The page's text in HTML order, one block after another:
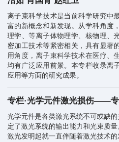
离子束科学技术是当前科学研究中
富的新概念和新发现。从学科角度
理学、等离子体物理学、核物理、
密加工技术等紧密相关，具有显著
用角度，离子束科学技术在医疗、
均有广泛应用前景。本专栏收录离
应用等方面的研究成果。
专栏·光学元件激光损伤——专
光学元件是各类激光系统不可或缺
定了激光系统的输出能力和光束质
激光发明起就一直伴随着激光技术